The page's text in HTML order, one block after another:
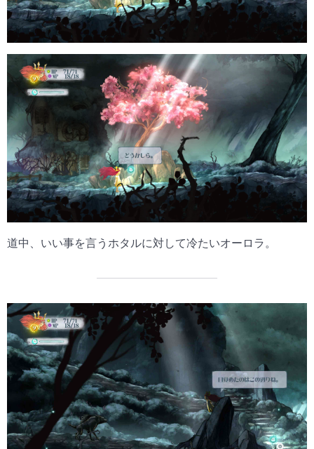
道中、いい事を言うホタルに対して冷たいオーロラ。